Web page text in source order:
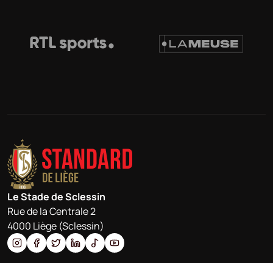
Le Stade de Sclessin
Rue de la Centrale 2
4000 Liège (Sclessin)